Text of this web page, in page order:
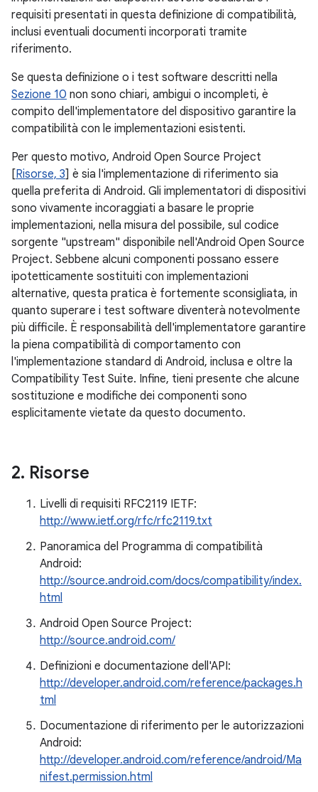
requisiti presentati in questa definizione di compatibilità,
inclusi eventuali documenti incorporati tramite
riferimento.
Se questa definizione o i test software descritti nella
Sezione 10 non sono chiari, ambigui o incompleti, è
compito dell'implementatore del dispositivo garantire la
compatibilità con le implementazioni esistenti.
Per questo motivo, Android Open Source Project
[Risorse, 3] è sia l'implementazione di riferimento sia
quella preferita di Android. Gli implementatori di dispositivi
sono vivamente incoraggiati a basare le proprie
implementazioni, nella misura del possibile, sul codice
sorgente "upstream" disponibile nell'Android Open Source
Project. Sebbene alcuni componenti possano essere
ipotetticamente sostituiti con implementazioni
alternative, questa pratica è fortemente sconsigliata, in
quanto superare i test software diventerà notevolmente
più difficile. È responsabilità dell'implementatore garantire
la piena compatibilità di comportamento con
l'implementazione standard di Android, inclusa e oltre la
Compatibility Test Suite. Infine, tieni presente che alcune
sostituzione e modifiche dei componenti sono
esplicitamente vietate da questo documento.
2. Risorse
Livelli di requisiti RFC2119 IETF:
http://www.ietf.org/rfc/rfc2119.txt
Panoramica del Programma di compatibilità
Android:
http://source.android.com/docs/compatibility/index.
html
Android Open Source Project:
http://source.android.com/
Definizioni e documentazione dell'API:
http://developer.android.com/reference/packages.h
tml
Documentazione di riferimento per le autorizzazioni
Android:
http://developer.android.com/reference/android/Ma
nifest.permission.html